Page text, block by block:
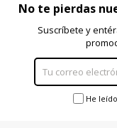
No te pierdas
Suscríbete y
He